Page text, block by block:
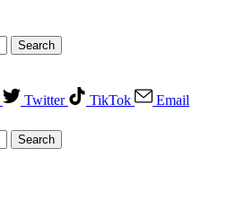
Twitter TikTok Email